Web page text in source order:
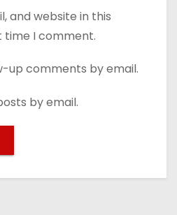
and website in this
I comment.
up comments by email.
by email.